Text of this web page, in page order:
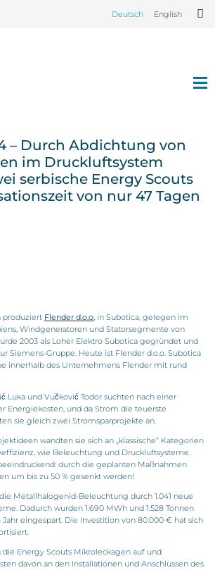
Deutsch English
– Durch Abdichtung von
im Druckluftsystem
serbische Energy Scouts
von nur 47 Tagen
produziert Flender d.o.o.in Subotica, gelegen im
Windgeneratoren und Statorsegmente von
2003 als Loher Elektro Subotica gegründet und
Siemens-Gruppe. Heute ist Flender d.o.o. Subotica
innerhalb des Unternehmens Flender mit rund
Luka und Vučković Todor suchten nach einer
Energiekosten, und da Strom die teuerste
sie gleich zwei Stromsparprojekte an.
wandten sie sich an „klassische“ Kategorien
wie Beleuchtung und Druckluftsysteme.
durch die geplanten Maßnahmen
um bis zu 50 % gesenkt werden!
Metallhalogenid-Beleuchtung durch 1.041 neue
Dadurch wurden 1.690 MWh und 1.528 Tonnen
Jahr eingespart. Die Investition von 80.000 € hat sich
die Energy Scouts Mikroleckagen auf und
davon an den Installationen und Anschlüssen des